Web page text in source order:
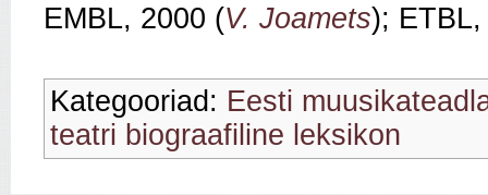
EMBL, 2000 (V. Joamets);
Kategooriad: Eesti
teatri biograafiline leksikon